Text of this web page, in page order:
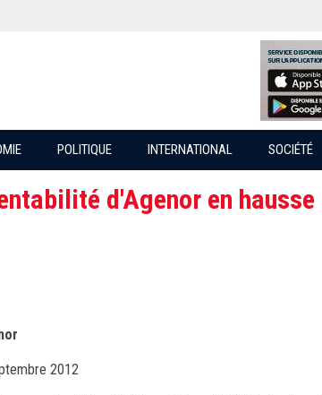
POLITIQUE INTERNATIONAL SOCIÉTÉ
d'Agenor en hausse
2012